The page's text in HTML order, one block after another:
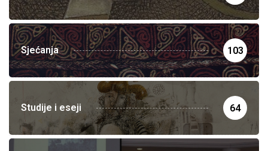
Sjećanja 103
Studije i eseji 64